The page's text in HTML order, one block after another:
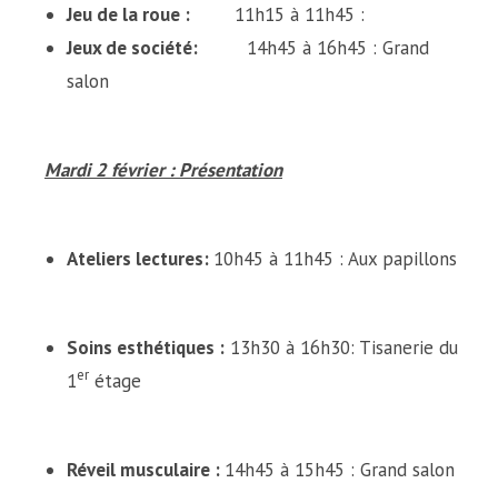
Jeu de la roue : 11h15 à 11h45 :
Jeux de société: 14h45 à 16h45 : Grand
salon
Mardi 2 février : Présentation
Ateliers lectures: 10h45 à 11h45 : Aux papillons
Soins esthétiques : 13h30 à 16h30: Tisanerie du
1er étage
Réveil musculaire : 14h45 à 15h45 : Grand salon